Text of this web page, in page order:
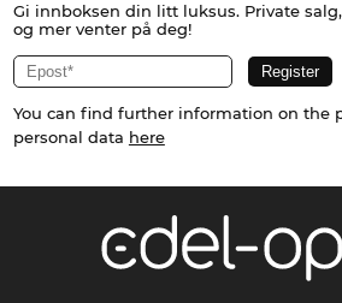
Gi innboksen din litt luksus. Private
og mer venter på deg!
You can find further information on the
personal data here